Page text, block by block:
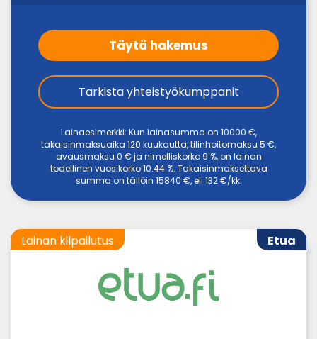
Täytä hakemus
Tarkista yhteistyökumppanit
Lainaesimerkki: Kun lainasumma on 10000 €,
takaisinmaksuaika 120 kuukautta, tilinhoitomaksu 5 €,
avausmaksu 0 € ja nimelliskorko 9 %, on lainan
todellinen vuosikorko 10.44 %. Takaisinmaksettava
summa on tällöin 15840 €, eli 132 €/kk.
Etua
Lainan kilpailutus